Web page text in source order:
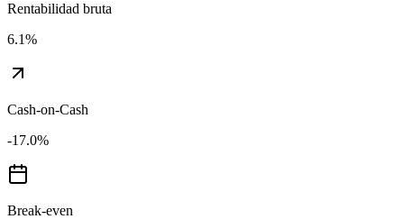
Rentabilidad bruta
6.1%
Cash-on-Cash
-17.0%
Break-even